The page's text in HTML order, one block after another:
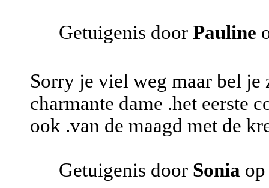
Getuigenis door Pauline
Sorry je viel weg maar bel je
charmante dame .het eerste
ook .van de maagd met de
Getuigenis door Sonia